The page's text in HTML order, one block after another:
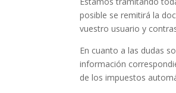
posible se remitirá la
vuestro usuario y
En cuanto a las dudas
información
de los impuestos